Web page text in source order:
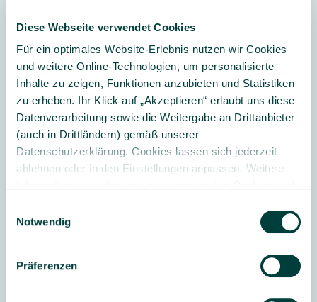
Diese Webseite verwendet Cookies
Für ein optimales Website-Erlebnis nutzen wir Cookies
und weitere Online-Technologien, um personalisierte
Inhalte zu zeigen, Funktionen anzubieten und Statistiken
zu erheben. Ihr Klick auf „Akzeptieren“ erlaubt uns diese
Datenverarbeitung sowie die Weitergabe an Drittanbieter
(auch in Drittländern) gemäß unserer
Datenschutzerklärung. Cookies lassen sich jederzeit
ablehnen oder in den Einstellungen anpassen. Weitere
schutz­erklärung
Notwendig
Präferenzen
Noch nicht registriert?
Werden Sie jetzt kitaeinkauf
Kunde:
Bitte beachten Sie, dass die Bestellung
über den kitaeinkauf Shop nur nach
abgeschlossener Registrierung möglich ist.
Der Verkauf erfolgt nur an gewerbliche
Kunden und öffentliche Institutionen im
sowie an angestellte oder selbstständig